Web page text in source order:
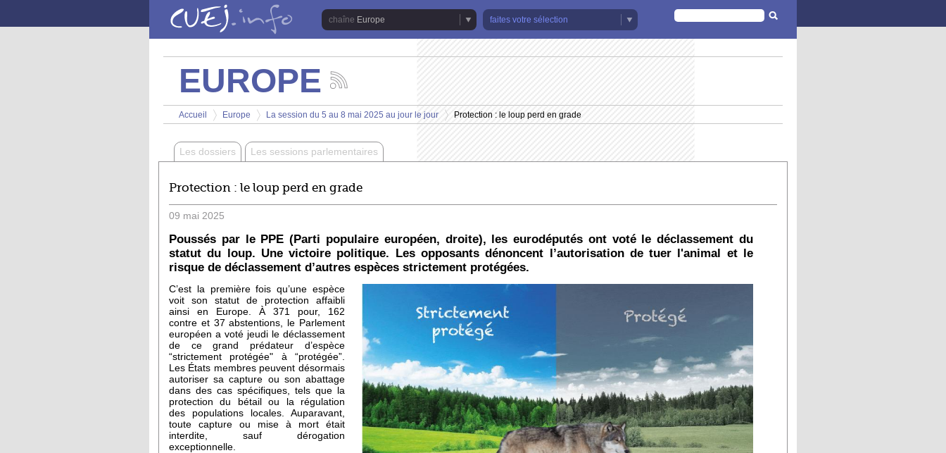
Europe
faites votre sélection
FORMULAIRE
DE
RECHERCHE
EUROPE
les
actualités
de
chaîne
Europe
Vous êtes ici
Accueil
>
Europe
>
La session du 5 au 8 mai 2025 au jour le jour
>
Protection : le loup perd en grade
Les dossiers Les sessions parlementaires
Protection : le loup perd en grade
09 mai 2025
Poussés par le PPE (Parti populaire européen, droite), les eurodéputés ont voté le déclassement du
statut du loup. Une victoire politique. Les opposants dénoncent l’autorisation de tuer l'animal et le
risque de déclassement d’autres espèces strictement protégées.
C’est la première fois qu’une espèce
voit son statut de protection affaibli
ainsi en Europe. À 371 pour, 162
contre et 37 abstentions, le Parlement
européen a voté jeudi le déclassement
de ce grand prédateur d’espèce
“strictement protégée" à “protégée”.
Les États membres peuvent désormais
autoriser sa capture ou son abattage
dans des cas spécifiques, tels que la
protection du bétail ou la régulation
des populations locales. Auparavant,
toute capture ou mise à mort était
interdite, sauf dérogation
exceptionnelle.